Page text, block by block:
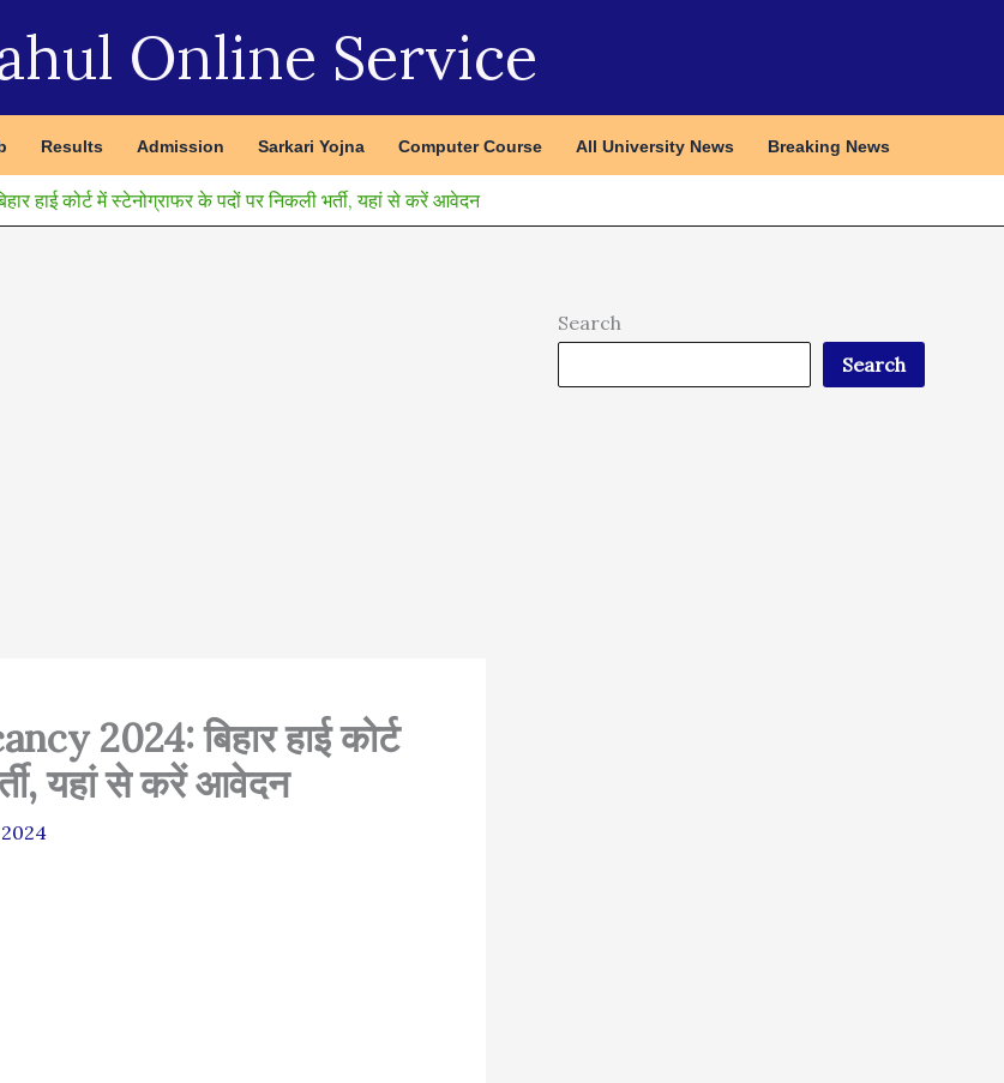
Online Service
Results Admission Sarkari Yojna Computer Course All University News Breaking News
कोर्ट में स्टेनोग्राफर के पदों पर निकली भर्ती, यहां से करें आवेदन
2024: बिहार हाई कोर्ट
यहां से करें आवेदन
Search
Search